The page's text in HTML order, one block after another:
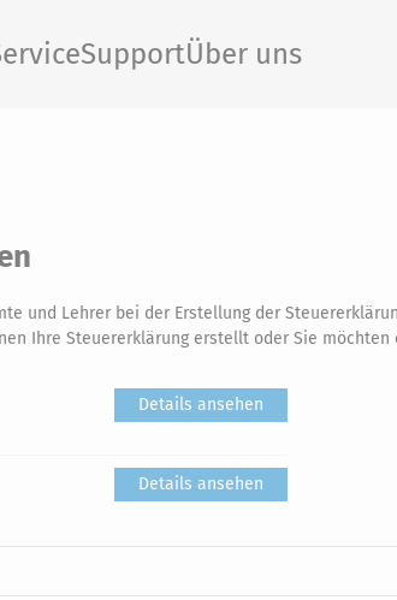
SupportÜber uns
und Lehrer bei der Erstellung der
Ihre Steuererklärung erstellt oder Sie
Details ansehen
Details ansehen